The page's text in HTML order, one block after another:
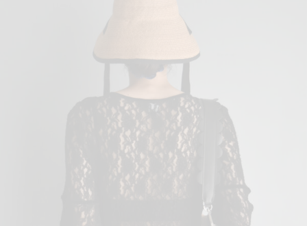
新規会員登録で5%OFFクーポン配布
Summer Sale up to 60%OFF 開催中